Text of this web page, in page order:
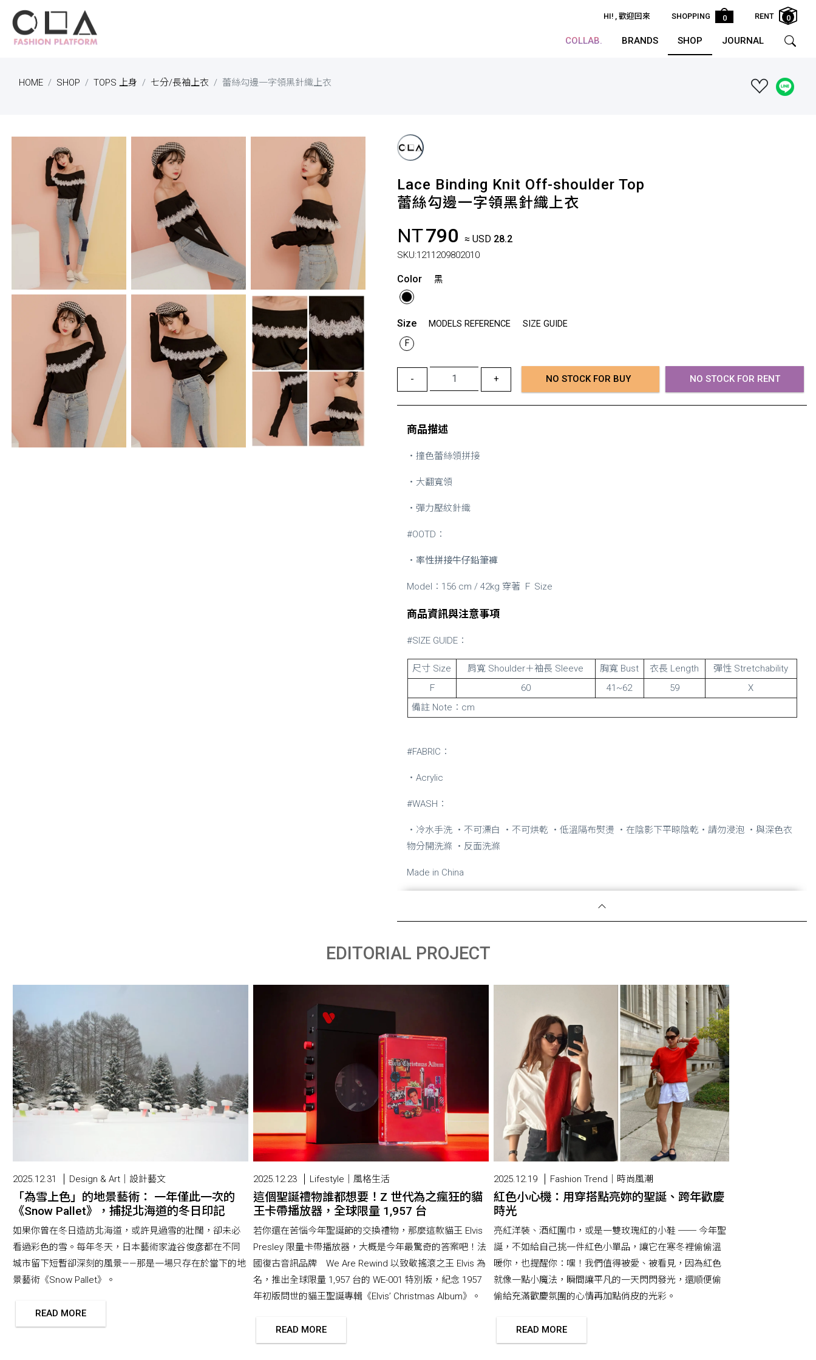
HI! , 歡迎回來 SHOPPING 0 RENT 0
COLLAB. BRANDS SHOP JOURNAL
HOME SHOP TOPS 上身 七分/長袖上衣 蕾絲勾邊一字領黑針織上衣
Lace Binding Knit Off-shoulder Top
蕾絲勾邊一字領黑針織上衣
NT790 ≈ USD 28.2
SKU:1211209802010
Color 黑
Size MODELS REFERENCE
SIZE GUIDE
F
- + NO STOCK FOR BUY NO STOCK FOR RENT
商品描述
・撞色蕾絲領拼接
・大翻寬領
・彈力壓紋針織
#OOTD：
・率性拼接牛仔鉛筆褲
Model：156 cm / 42kg 穿著 Ｆ Size
商品資訊與注意事項
#SIZE GUIDE：
尺寸 Size 肩寬 Shoulder＋袖長 Sleeve 胸寬 Bust 衣長 Length
彈性 Stretchability
Ｆ
60 41~62 59
X
備註 Note：cm
#FABRIC：
‧Acrylic
#WASH：
・冷水手洗 ・不可漂白 ・不可烘乾 ・低溫隔布熨燙 ・在陰影下平晾陰乾・請勿浸泡 ・與深色衣
物分開洗滌 ・反面洗滌
Made in China
EDITORIAL PROJECT
2025.12.31 Design & Art｜設計藝文
「為雪上色」的地景藝術： 一年僅此一次的
《Snow Pallet》，捕捉北海道的冬日印記
如果你曾在冬日造訪北海道，或許見過雪的壯闊，卻未必
看過彩色的雪。每年冬天，日本藝術家澁谷俊彦都在不同
城市留下短暫卻深刻的風景——那是一場只存在於當下的地
景藝術《Snow Pallet》。
READ MORE
2025.12.23 Lifestyle｜風格生活
這個聖誕禮物誰都想要！Z 世代為之瘋狂的貓
王卡帶播放器，全球限量 1,957 台
若你還在苦惱今年聖誕節的交換禮物，那麼這款貓王 Elvis
Presley 限量卡帶播放器，大概是今年最驚奇的答案吧！法
國復古音訊品牌 We Are Rewind 以致敬搖滾之王 Elvis 為
名，推出全球限量 1,957 台的 WE-001 特別版，紀念 1957
年初版問世的貓王聖誕專輯《Elvis’ Christmas Album》。
READ MORE
2025.12.19 Fashion Trend｜時尚風潮
紅色小心機：用穿搭點亮妳的聖誕、跨年歡慶
時光
亮紅洋裝、酒紅圍巾，或是一雙玫瑰紅的小鞋 ── 今年聖
誕，不如給自己挑一件紅色小單品，讓它在寒冬裡偷偷溫
暖你，也提醒你：嘿！我們值得被愛、被看見，因為紅色
就像一點小魔法，瞬間讓平凡的一天閃閃發光，還順便偷
偷給充滿歡慶氛圍的心情再加點俏皮的光彩。
READ MORE